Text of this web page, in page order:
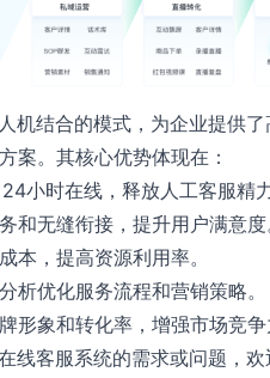
机结合的模式，为企业提供
案。其核心优势体现在：
小时在线，释放人工客服精
和无缝衔接，提升用户满意
本，提高资源利用率。
析优化服务流程和营销策略。
形象和转化率，增强市场竞
线客服系统的需求或问题，